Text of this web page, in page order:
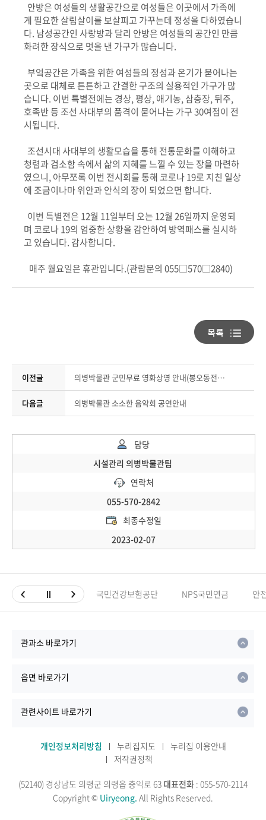
안방은 여성들의 생활공간으로 여성들은 이곳에서 가족에
게 필요한 살림살이를 보살피고 가꾸는데 정성을 다하였습니
다. 남성공간인 사랑방과 달리 안방은 여성들의 공간인 만큼
화려한 장식으로 멋을 낸 가구가 많습니다.
부엌공간은 가족을 위한 여성들의 정성과 온기가 묻어나는
곳으로 대체로 튼튼하고 간결한 구조의 실용적인 가구가 많
습니다. 이번 특별전에는 경상, 평상, 애기농, 삼층장, 뒤주,
호족반 등 조선 사대부의 품격이 묻어나는 가구 30여점이 전
시됩니다.
조선시대 사대부의 생활모습을 통해 전통문화를 이해하고
청렴과 검소함 속에서 삶의 지혜를 느낄 수 있는 장을 마련하
였으니, 아무쪼록 이번 전시회를 통해 코로나 19로 지친 일상
에 조금이나마 위안과 안식의 장이 되었으면 합니다.
이번 특별전은 12월 11일부터 오는 12월 26일까지 운영되
며 코로나 19의 엄중한 상황을 감안하여 방역패스를 실시하
고 있습니다. 감사합니다.
매주 월요일은 휴관입니다.(관람문의 055□570□2840)
이전글 의병박물관 군민무료 영화상영 안내(봉오동전투)
다음글 의병박물관 소소한 음악회 공연안내
담당
시설관리 의병박물관팀
연락처
055-570-2842
최종수정일
2023-02-07
국민건강보험공단 NPS국민연금 안
관과소 바로가기
읍면 바로가기
관련사이트 바로가기
개인정보처리방침 누리집지도
누리집 이용안내
저작권정책
(52140) 경상남도 의령군 의령읍 충익로 63 대표전화 : 055-570-2114
Copyright © Uiryeong. All Rights Reserved.